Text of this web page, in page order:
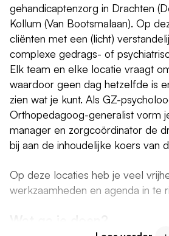
gehandicaptenzorg in Drachten
Kollum (Van Bootsmalaan). Op
cliënten met een (licht)
complexe gedrags- of
Elk team en elke locatie vraagt
waardoor geen dag hetzelfde is
zien wat je kunt. Als GZ-
Orthopedagoog-generalist vorm
manager en zorgcoördinator de
bij aan de inhoudelijke koers van
Op deze locaties heb je veel
werkzaamheden en agenda in te